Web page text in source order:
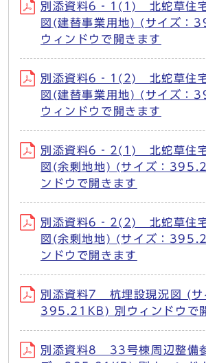
別添資料6‐1(1) 北蛇草住宅
図(建替事業用地) (サイズ：
ウィンドウで開きます
別添資料6‐1(2) 北蛇草住宅
図(建替事業用地) (サイズ：
ウィンドウで開きます
別添資料6‐2(1) 北蛇草住宅
図(余剰地地) (サイズ：
ンドウで開きます
別添資料6‐2(2) 北蛇草住宅
図(余剰地地) (サイズ：
ンドウで開きます
別添資料7 杭埋設現況図 (サ
395.21KB) 別ウィンドウで
別添資料8 33号棟周辺整備